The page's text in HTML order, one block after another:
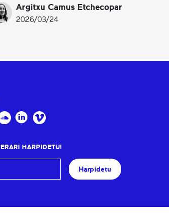
Argitxu Camus Etchecopar
2026/03/24
HARPIDETU!
Harpidetu